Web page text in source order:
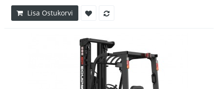
Lisa Ostukorvi